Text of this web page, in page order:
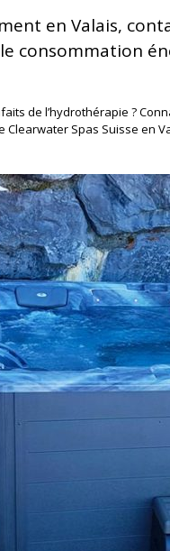
en Valais,
consommation
de l’hydrothérapie ?
Clearwater Spas Suisse en